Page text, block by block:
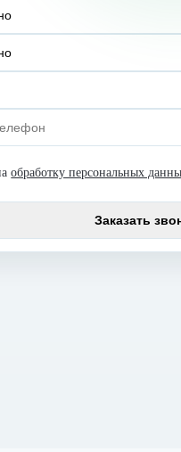
обработку персональных